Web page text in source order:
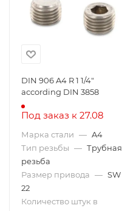
DIN 906 A4 R 1 1/4"
according DIN 3858
Под заказ к 27.08
Марка стали — A4
Тип резьбы — Трубная
резьба
Размер привода — SW
22
Количество штук в